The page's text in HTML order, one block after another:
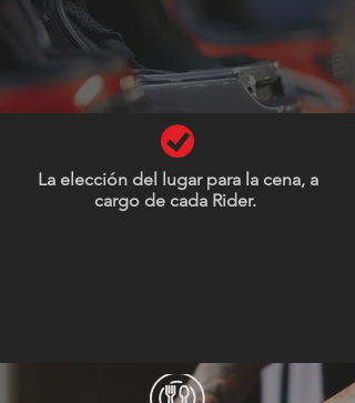
La elección del lugar para la cena, a
cargo de cada Rider.